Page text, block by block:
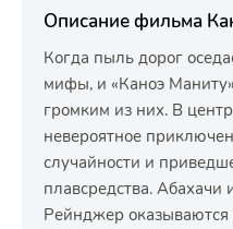
Описание фильма
Когда пыль дорог
мифы, и «Каноэ
громким из них. В
невероятное
случайности и
плавсредства. Абахачи
Рейнджер оказываются